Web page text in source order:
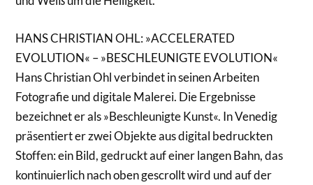
HANS CHRISTIAN OHL: »ACCELERATED
EVOLUTION« – »BESCHLEUNIGTE EVOLUTION«
Hans Christian Ohl verbindet in seinen Arbeiten
Fotografie und digitale Malerei. Die Ergebnisse
bezeichnet er als »Beschleunigte Kunst«. In Venedig
präsentiert er zwei Objekte aus digital bedruckten
Stoffen: ein Bild, gedruckt auf einer langen Bahn, das
kontinuierlich nach oben gescrollt wird und auf der